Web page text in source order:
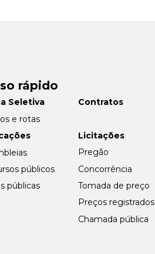
rápido
Seletiva
e rotas
públicos
públicas
Contratos
Licitações
Pregão
Concorrência
Tomada de preço
Preços registrados
Chamada pública